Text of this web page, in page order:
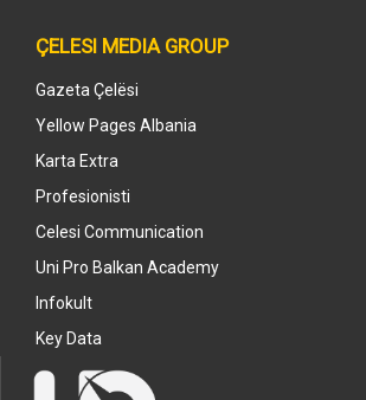
ÇELESI MEDIA GROUP
Gazeta Çelësi
Yellow Pages Albania
Karta Extra
Profesionisti
Celesi Communication
Uni Pro Balkan Academy
Infokult
Key Data